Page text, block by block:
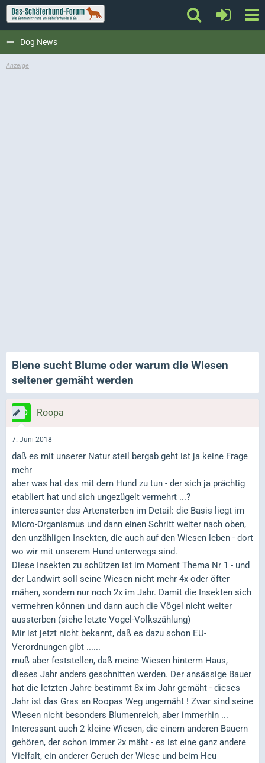
Dog News
Biene sucht Blume oder warum die Wiesen
seltener gemäht werden
Roopa
7. Juni 2018
daß es mit unserer Natur steil bergab geht ist ja keine Frage
mehr
aber was hat das mit dem Hund zu tun - der sich ja prächtig
etabliert hat und sich ungezügelt vermehrt ...?
interessanter das Artensterben im Detail: die Basis liegt im
Micro-Organismus und dann einen Schritt weiter nach oben,
den unzähligen Insekten, die auch auf den Wiesen leben - dort
wo wir mit unserem Hund unterwegs sind.
Diese Insekten zu schützen ist im Moment Thema Nr 1 - und
der Landwirt soll seine Wiesen nicht mehr 4x oder öfter
mähen, sondern nur noch 2x im Jahr. Damit die Insekten sich
vermehren können und dann auch die Vögel nicht weiter
aussterben (siehe letzte Vogel-Volkszählung)
Mir ist jetzt nicht bekannt, daß es dazu schon EU-
Verordnungen gibt ......
muß aber feststellen, daß meine Wiesen hinterm Haus,
dieses Jahr anders geschnitten werden. Der ansässige Bauer
hat die letzten Jahre bestimmt 8x im Jahr gemäht - dieses
Jahr ist das Gras an Roopas Weg ungemäht ! Zwar sind seine
Wiesen nicht besonders Blumenreich, aber immerhin ...
Interessant auch 2 kleine Wiesen, die einem anderen Bauern
gehören, der schon immer 2x mäht - es ist eine ganz andere
Vielfalt, ein anderer Geruch der Wiese und beim Heu